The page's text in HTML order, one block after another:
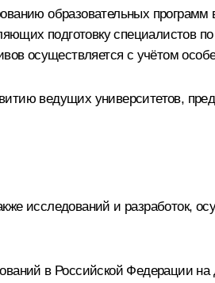
образовательных программ
подготовку специалистов
осуществляется с учётом
ведущих университетов,
исследований и разработок,
в Российской Федерации на